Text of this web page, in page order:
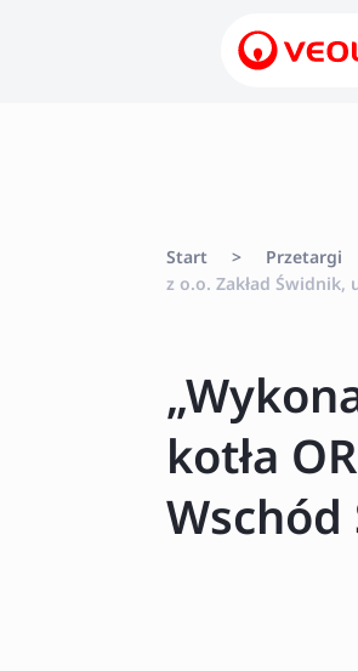
Start > Przetargi
z o.o. Zakład Świdnik,
kotła
Wschód